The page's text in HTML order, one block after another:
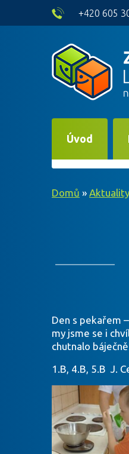
skip to main content
+420 605
Úvod
Domů » Aktuality
Den s pekařem
my jsme se i
chutnalo
1.B, 4.B, 5.B J.